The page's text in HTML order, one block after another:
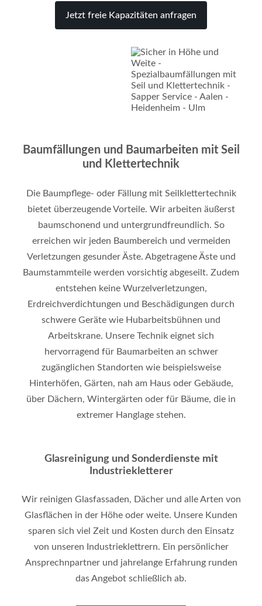
Jetzt freie Kapazitäten anfragen
Baumfällungen und Baumarbeiten mit Seil
und Klettertechnik
Die Baumpflege- oder Fällung mit Seilklettertechnik
bietet überzeugende Vorteile. Wir arbeiten äußerst
baumschonend und untergrundfreundlich. So
erreichen wir jeden Baumbereich und vermeiden
Verletzungen gesunder Äste. Abgetragene Äste und
Baumstammteile werden vorsichtig abgeseilt. Zudem
entstehen keine Wurzelverletzungen,
Erdreichverdichtungen und Beschädigungen durch
schwere Geräte wie Hubarbeitsbühnen und
Arbeitskrane. Unsere Technik eignet sich
hervorragend für Baumarbeiten an schwer
zugänglichen Standorten wie beispielsweise
Hinterhöfen, Gärten, nah am Haus oder Gebäude,
über Dächern, Wintergärten oder für Bäume, die in
extremer Hanglage stehen.
Glasreinigung und Sonderdienste mit
Industriekletterer
Wir reinigen Glasfassaden, Dächer und alle Arten von
Glasflächen in der Höhe oder weite. Unsere Kunden
sparen sich viel Zeit und Kosten durch den Einsatz
von unseren Industrieklettrern. Ein persönlicher
Ansprechnpartner und jahrelange Erfahrung runden
das Angebot schließlich ab.